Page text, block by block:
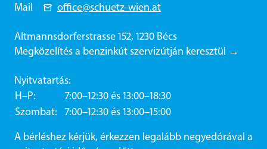
Mail
office@schuetz-wien.at
Altmannsdorferstrasse 152, 1230 Bécs
Megközelítés a benzinkút szervizútján keresztül →
Nyitvatartás:
H–P
7:00–12:30 és 13:00–18:30
Szombat
7:00–12:30 és 13:00–15:00
A bérléshez kérjük, érkezzen legalább negyedórával a